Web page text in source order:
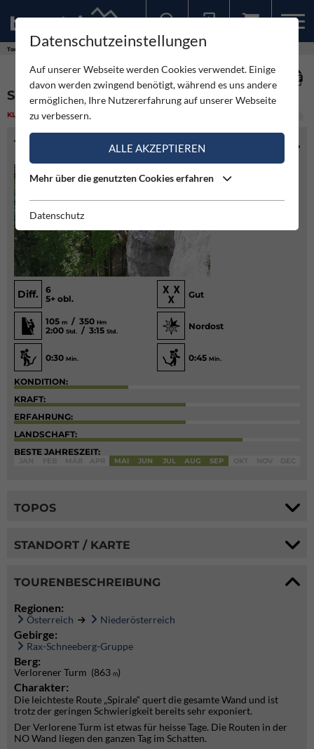
Touren
SPIRALE - VERLORENER TURM
KLETTERN MITTEL
TOURENINFO
Diff.
6
5+ obl.
Gut
105 m / 350 Hm
2:00 Std. / 3:15 Std.
Nordost
0:30 Min. 0:45 Min.
KONDITION:
KRAFT:
ERFAHRUNG:
LANDSCHAFT:
BESTE JAHRESZEIT:
MAI JUN JUL AUG SEP
TOPOS
STANDORT / KARTE
TOURENBESCHREIBUNG
Regionen:
Österreich Niederösterreich
Gebirge:
Rax-Schneeberg-Gruppe
Berg:
Verlorener Turm (863 m)
Charakter:
Die leichteste Route „Spirale“ quert die gesamte Wand und ist
trotz der geringen Schwierigkeit bereits sehr exponiert.
Der Verlorene Turm ist etwas für heisse Tage. Die Routen in der
NO Wand liegen den ganzen Tag im Schatten.
Datenschutzeinstellungen
Auf unserer Webseite werden Cookies verwendet. Einige
davon werden zwingend benötigt, während es uns andere
ermöglichen, Ihre Nutzererfahrung auf unserer Webseite
zu verbessern.
ALLE AKZEPTIEREN
Mehr über die genutzten Cookies erfahren
Datenschutz